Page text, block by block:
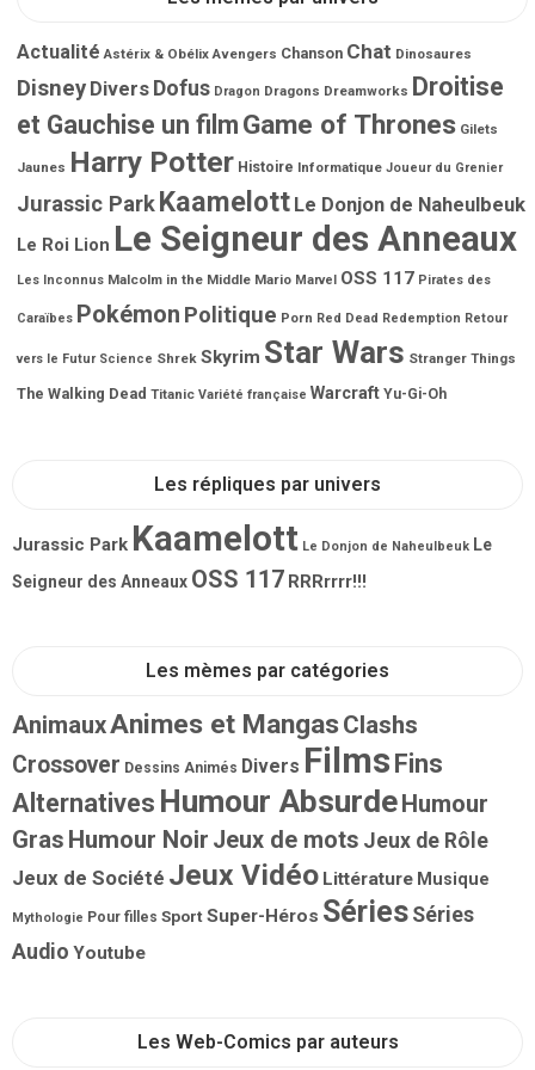
Actualité Astérix & Obélix Avengers Chanson Chat Dinosaures
Disney Divers Dofus Dragon Dragons Dreamworks Droitise
et Gauchise un film Game of Thrones Gilets
Jaunes Harry Potter Histoire Informatique Joueur du Grenier
Jurassic ParkKaamelott Le Donjon de Naheulbeuk
Le Roi Lion Le Seigneur des Anneaux
Les Inconnus Malcolm in the Middle Mario Marvel OSS 117 Pirates des
Caraïbes Pokémon Politique Porn Red Dead Redemption Retour
vers le Futur Science Shrek Skyrim Star Wars Stranger Things
The Walking Dead Titanic Variété française Warcraft Yu-Gi-Oh
Les répliques par univers
Jurassic Park Kaamelott Le Donjon de Naheulbeuk Le
Seigneur des Anneaux OSS 117 RRRrrrr!!!
Les mèmes par catégories
AnimauxAnimes et MangasClashs
Crossover Dessins Animés Divers Films Fins
Alternatives Humour AbsurdeHumour
Gras Humour Noir Jeux de mots Jeux de Rôle
Jeux de Société Jeux Vidéo Littérature Musique
Mythologie Pour filles SportSuper-Héros Séries Séries
Audio Youtube
Les Web-Comics par auteurs